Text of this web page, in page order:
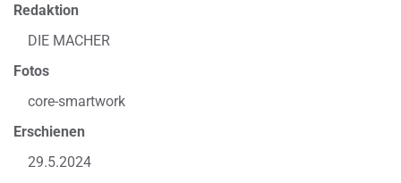
Redaktion
DIE MACHER
Fotos
core-smartwork
Erschienen
29.5.2024